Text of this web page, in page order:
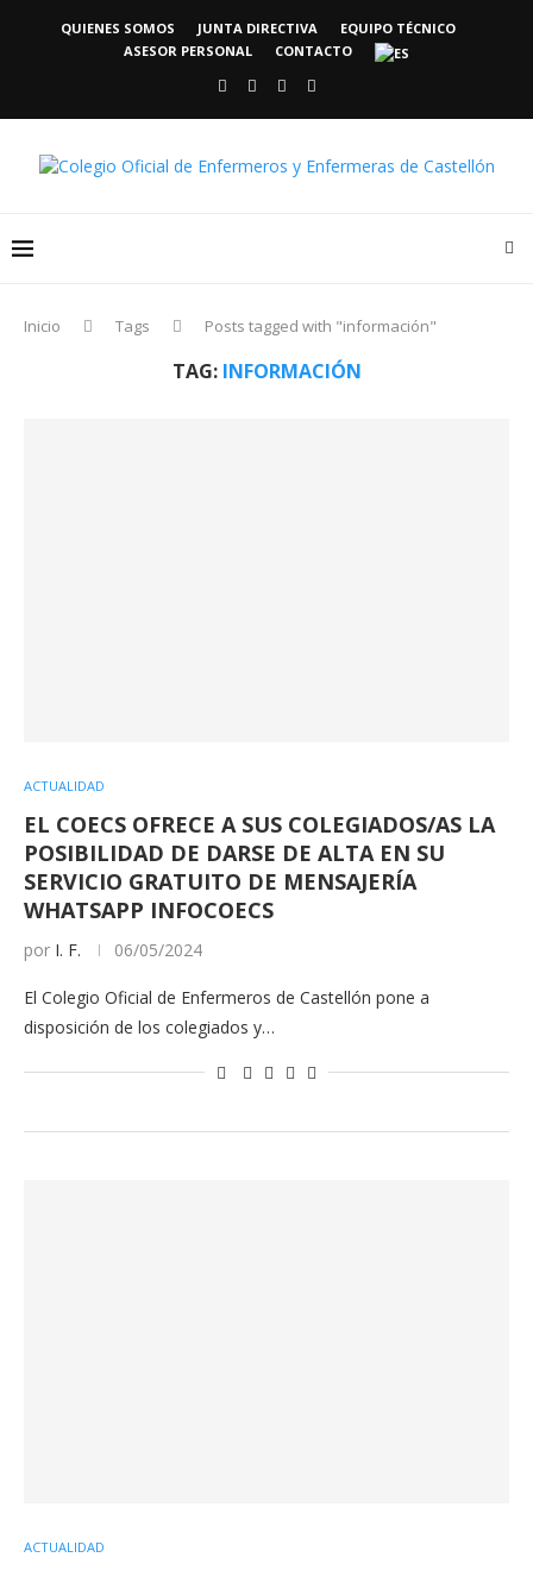
QUIENES SOMOS JUNTA DIRECTIVA
EQUIPO TÉCNICO
ASESOR PERSONAL
CONTACTO
Inicio Tags Posts tagged with "información"
TAG: INFORMACIÓN
ACTUALIDAD
EL COECS OFRECE A SUS COLEGIADOS/AS LA
POSIBILIDAD DE DARSE DE ALTA EN SU
SERVICIO GRATUITO DE MENSAJERÍA
WHATSAPP INFOCOECS
por I. F. 06/05/2024
El Colegio Oficial de Enfermeros de Castellón pone a
disposición de los colegiados y…
ACTUALIDAD